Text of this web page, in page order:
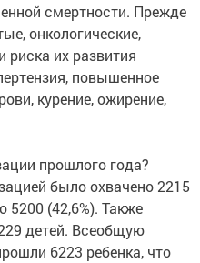
смертности. Прежде
онкологические,
их развития
повышенное
курение, ожирение,
прошлого года?
было охвачено 2215
5200 (42,6%). Также
детей. Всеобщую
6223 ребенка, что